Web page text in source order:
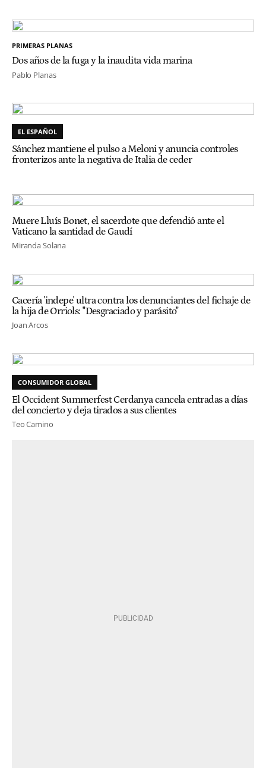
PRIMERAS PLANAS
Dos años de la fuga y la inaudita vida marina
Pablo Planas
EL ESPAÑOL
Sánchez mantiene el pulso a Meloni y anuncia controles
fronterizos ante la negativa de Italia de ceder
Muere Lluís Bonet, el sacerdote que defendió ante el
Vaticano la santidad de Gaudí
Miranda Solana
Cacería 'indepe' ultra contra los denunciantes del fichaje de
la hija de Orriols: "Desgraciado y parásito"
Joan Arcos
CONSUMIDOR GLOBAL
El Occident Summerfest Cerdanya cancela entradas a días
del concierto y deja tirados a sus clientes
Teo Camino